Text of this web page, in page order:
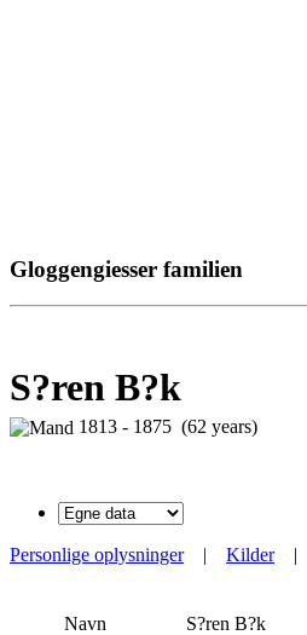
Gloggengiesser familien
S?ren B?k
1813 - 1875 (62 years)
Personlige oplysninger| Kilder|
Navn S?ren B?k